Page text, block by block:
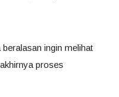
ingin melihat
proses